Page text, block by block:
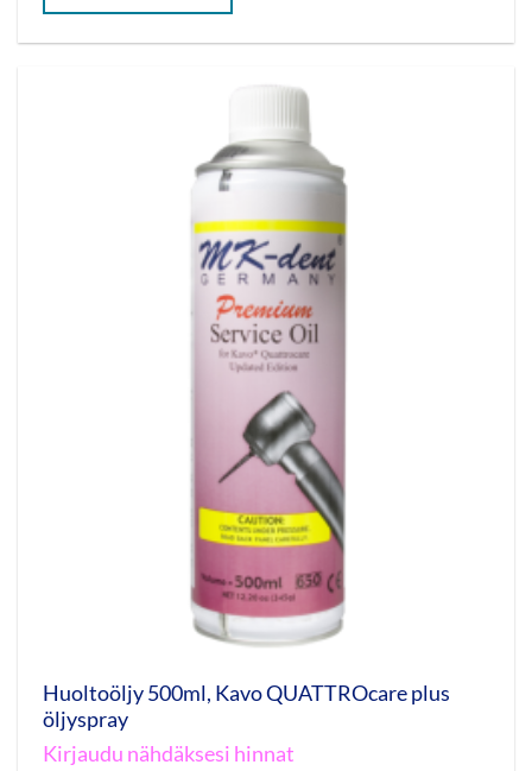
Huoltoöljy 500ml, Kavo QUATTROcare plus
öljyspray
Kirjaudu nähdäksesi hinnat